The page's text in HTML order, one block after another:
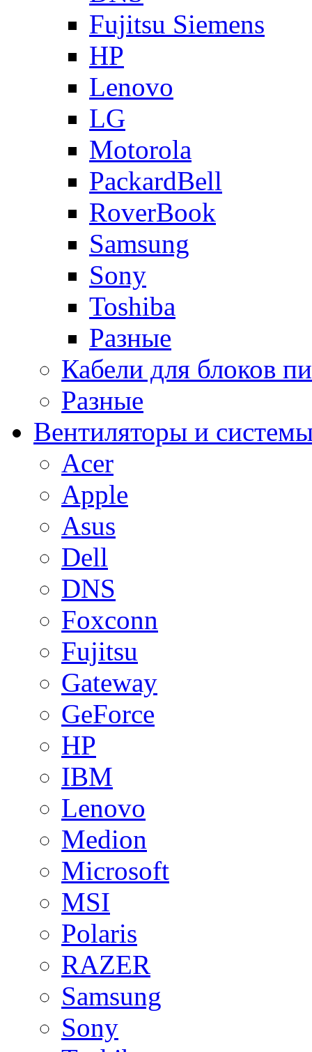
Fujitsu Siemens
HP
Lenovo
LG
Motorola
PackardBell
RoverBook
Samsung
Sony
Toshiba
Разные
Кабели для блоков
Разные
Вентиляторы и
Acer
Apple
Asus
Dell
DNS
Foxconn
Fujitsu
Gateway
GeForce
HP
IBM
Lenovo
Medion
Microsoft
MSI
Polaris
RAZER
Samsung
Sony